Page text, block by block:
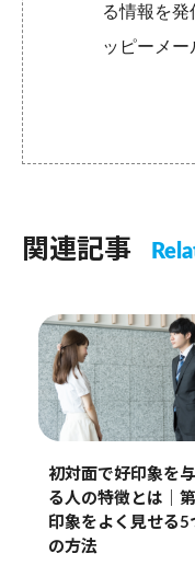
る情報を
ッピーメー
関連記事
初対面で好印象を
る人の特徴とは｜
印象をよく見せる5
の方法